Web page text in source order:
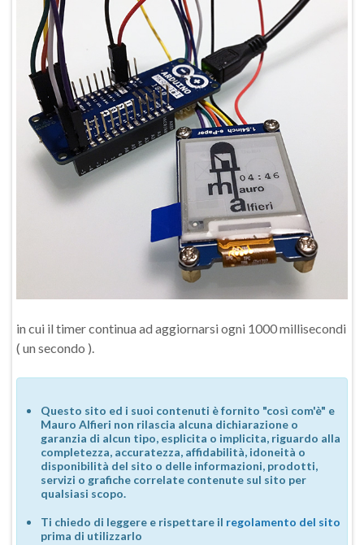
in cui il timer continua ad aggiornarsi ogni 1000 millisecondi
( un secondo ).
Questo sito ed i suoi contenuti è fornito "così com'è" e
Mauro Alfieri non rilascia alcuna dichiarazione o
garanzia di alcun tipo, esplicita o implicita, riguardo alla
completezza, accuratezza, affidabilità, idoneità o
disponibilità del sito o delle informazioni, prodotti,
servizi o grafiche correlate contenute sul sito per
qualsiasi scopo.
Ti chiedo di leggere e rispettare il regolamento del sito
prima di utilizzarlo